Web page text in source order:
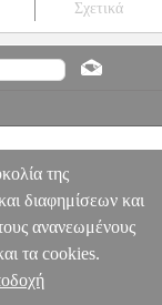
Σχετικά
2TB RTX5080 W1
16 WQXGA
της
διαφημίσεων και
ανανεωμένους
τα cookies.